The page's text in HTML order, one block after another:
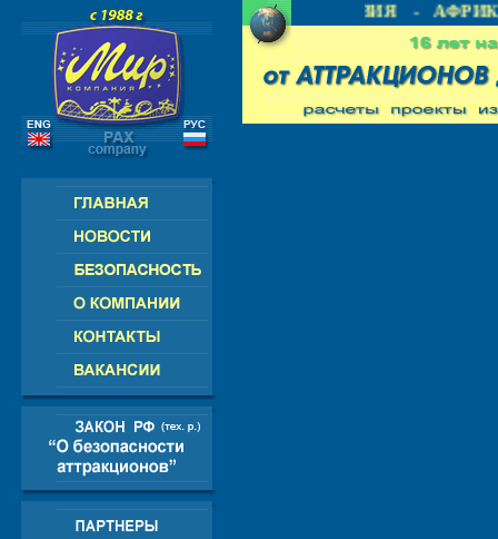
СНГ - ЕВРОПА - АМЕРИКА - АЗИЯ - АФРИКА